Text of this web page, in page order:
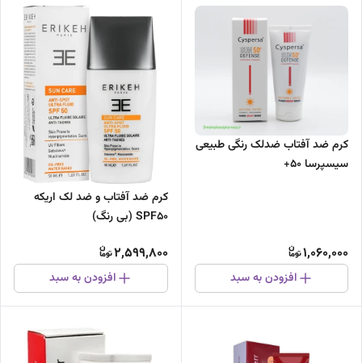
کرم ضد آفتاب ضدلک رنگی طبیعی
سیسپرسا 50+
1,060,000
افزودن به سبد
کرم ضد آفتاب و ضد لک اریکه
SPF50 (بی رنگ)
2,599,800
افزودن به سبد